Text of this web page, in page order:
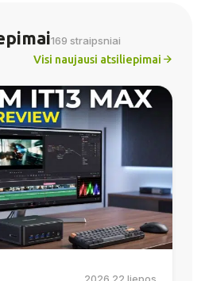
169 straipsniai
Visi naujausi atsiliepimai